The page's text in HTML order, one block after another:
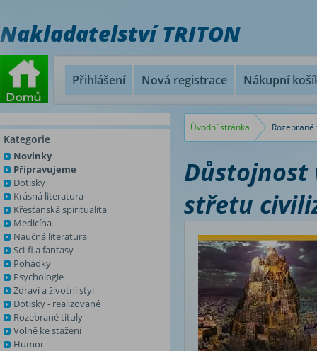
Nakladatelství TRITON
Přihlášení Nová registrace Nákupní
Kategorie
Novinky
Připravujeme
Dotisky
Krásná literatura
Křesťanská spiritualita
Medicína
Naučná literatura
Sci-fi a fantasy
Pohádky
Psychologie
Zdraví a životní styl
Dotisky - realizované
Rozebrané tituly
Volně ke stažení
Humor
Úvodní stránka
Důstojnost
střetu